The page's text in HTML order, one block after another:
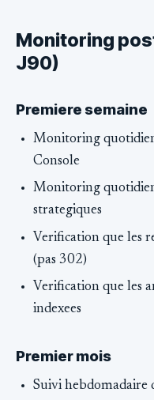
Monitoring
J90)
Premiere semaine
Monitoring
Console
Monitoring
strategiques
Verification que les
(pas 302)
Verification que les
indexees
Premier mois
Suivi